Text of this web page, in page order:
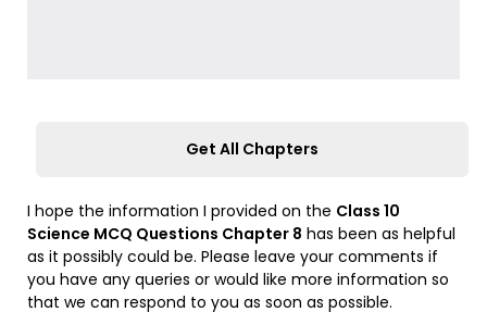
Get All Chapters
I hope the information I provided on the Class 10
Science MCQ Questions Chapter 8 has been as helpful
as it possibly could be. Please leave your comments if
you have any queries or would like more information so
that we can respond to you as soon as possible.